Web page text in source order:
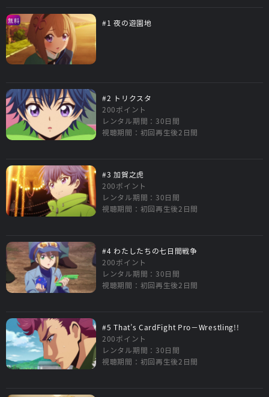
無料 #1 夜の遊園地
#2 トリクスタ
200ポイント
レンタル期間：30日間
視聴期間：初回再生後2日間
#3 加賀之虎
200ポイント
レンタル期間：30日間
視聴期間：初回再生後2日間
#4 わたしたちの七日間戦争
200ポイント
レンタル期間：30日間
視聴期間：初回再生後2日間
#5 That’s CardFight Pro－Wrestling!!
200ポイント
レンタル期間：30日間
視聴期間：初回再生後2日間